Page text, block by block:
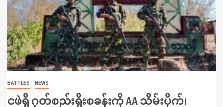
BATTLES NEWS
ငဖဲရှိ ဂုတ်စည်းရိုးစခန်းကို AA သိမ်းပိုက်၊